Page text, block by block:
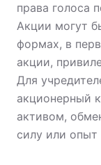
права голоса
Акции могут
формах, в
акции,
Для
акционерный
активом,
силу или